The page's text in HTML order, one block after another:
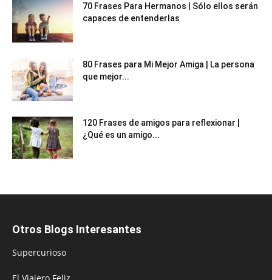
70 Frases Para Hermanos | Sólo ellos serán
capaces de entenderlas
80 Frases para Mi Mejor Amiga | La persona
que mejor...
120 Frases de amigos para reflexionar |
¿Qué es un amigo...
Otros Blogs Interesantes
Supercurioso
El Viajero Feliz